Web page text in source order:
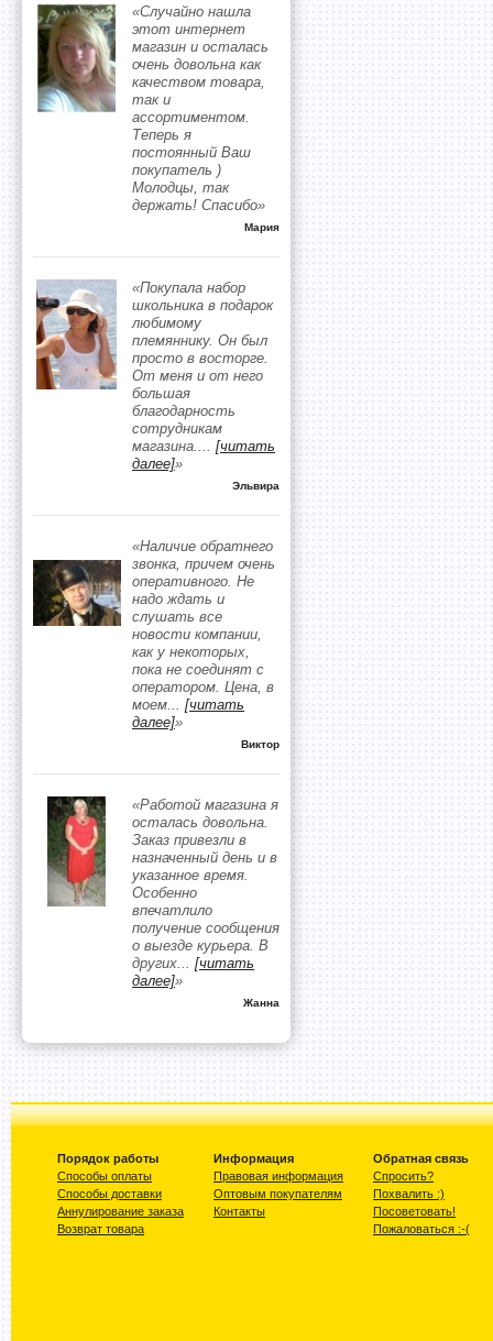
«Случайно нашла
этот интернет
магазин и осталась
очень довольна как
качеством товара,
так и
ассортиментом.
Теперь я
постоянный Ваш
покупатель )
Молодцы, так
держать! Спасибо»
Мария
«Покупала набор
школьника в подарок
любимому
племяннику. Он был
просто в восторге.
От меня и от него
большая
благодарность
сотрудникам
магазина.... [читать
далее]»
Эльвира
«Наличие обратнего
звонка, причем очень
оперативного. Не
надо ждать и
слушать все
новости компании,
как у некоторых,
пока не соединят с
оператором. Цена, в
моем... [читать
далее]»
Виктор
«Работой магазина я
осталась довольна.
Заказ привезли в
назначенный день и в
указанное время.
Особенно
впечатлило
получение сообщения
о выезде курьера. В
других... [читать
далее]»
Жанна
Порядок работы
Способы оплаты
Способы доставки
Аннулирование заказа
Возврат товара
Информация
Правовая информация
Оптовым покупателям
Контакты
Обратная связь
Спросить?
Похвалить :)
Посоветовать!
Пожаловаться :-(